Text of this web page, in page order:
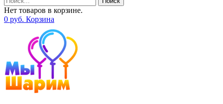
Нет товаров в корзине.
0 руб. Корзина